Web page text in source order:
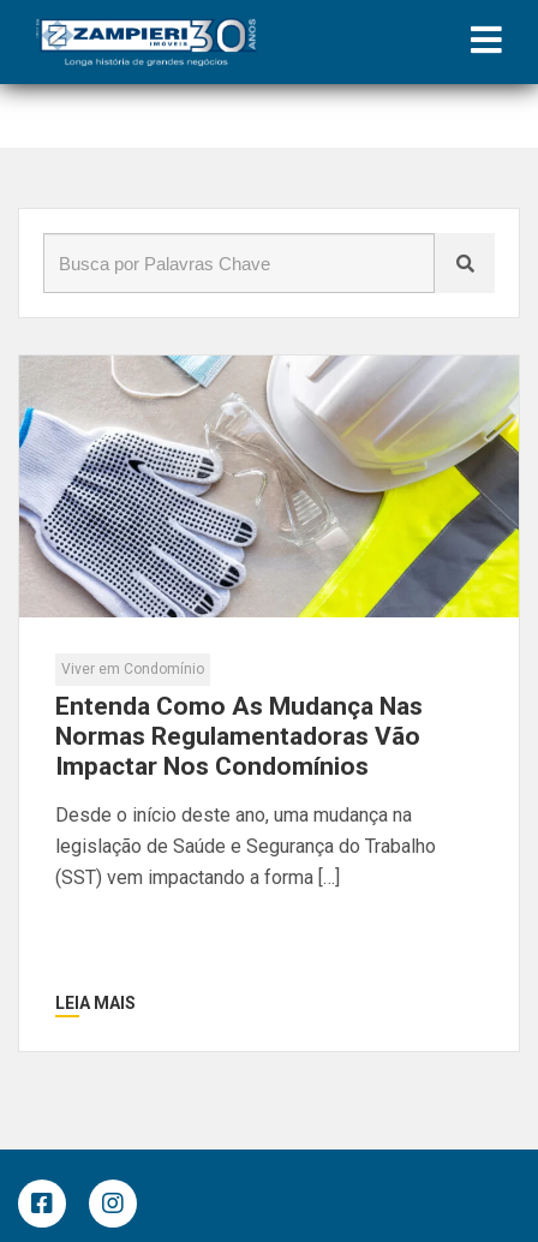
Início»Blog»Normas Regulamentadoras
Viver em Condomínio
Entenda Como As Mudança Nas
Normas Regulamentadoras Vão
Impactar Nos Condomínios
Desde o início deste ano, uma mudança na
legislação de Saúde e Segurança do Trabalho
(SST) vem impactando a forma […]
LEIA MAIS